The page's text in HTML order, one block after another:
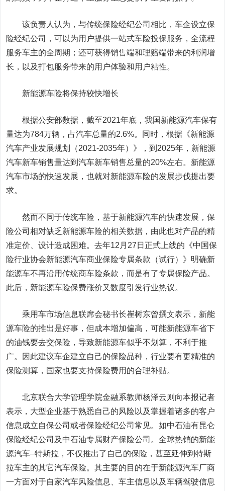
该负责人认为，与传统保险经纪公司相比，车企设立保
险经纪公司，可以为用户提供一站式车险投保服务，全流程
服务车主的全周期；还可获得销售端和理赔端带来的利润增
长，以及打包服务带来的用户体验和用户粘性。
新能源车险将保持较快增长
根据公安部数据，截至2021年底，我国新能源汽车保有
量达为784万辆，占汽车总量的2.6%。同时，根据《新能源
汽车产业发展规划（2021-2035年）》，到2025年，新能源
汽车新车销售量达到汽车新车销售总量的20%左右。新能源
汽车市场的快速发展，也就对新能源车险的发展步伐提出要
求。
然而不同于传统车险，基于新能源汽车的快速发展，保
险公司相对缺乏新能源车险的相关数据，由此也对产品的精
准定价、设计造成困难。去年12月27日正式上线的《中国保
险行业协会新能源汽车商业保险专属条款（试行）》明确新
能源车不再沿用传统商车险条款，而是有了专属保险产品。
此后，新能源车险保费涨价又数度引发行业热议。
乘用车市场信息联席会秘书长崔树东曾撰文表示，新能
源车险的推出是好事，但成本增加偏高，可能新能源车省下
的油钱要去交保险，导致新能源车似乎不划算，不利于推
广。因此建议车企建立自己的保险品种，行业要有更精准的
保险测算，国家也要支持保险费用的合理补贴。
北京联合大学管理学院金融系教师杨泽云则向本报记者
表示，大型企业基于熟悉自己的风险以及掌握着诸多的客户
信息成立自保公司或者保险经纪公司常见。如中石油有昆仑
保险经纪公司及中石油专属财产保险公司。全球热销的新能
源汽车–特斯拉，不仅推出了自己的保险，甚至延伸到特斯
拉车主的其它汽车保险。其主要的目的在于新能源汽车厂商
一方面对于自家汽车风险信息、车主信息以及车辆驾驶信息